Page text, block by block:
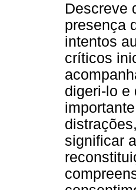
Descreve
presença
intentos
críticos
digeri-lo e
significar